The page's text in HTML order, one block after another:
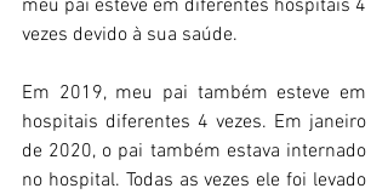
meu pai esteve em diferentes hospitais 4
vezes devido à sua saúde.
Em 2019, meu pai também esteve em
hospitais diferentes 4 vezes. Em janeiro
de 2020, o pai também estava internado
no hospital. Todas as vezes ele foi levado